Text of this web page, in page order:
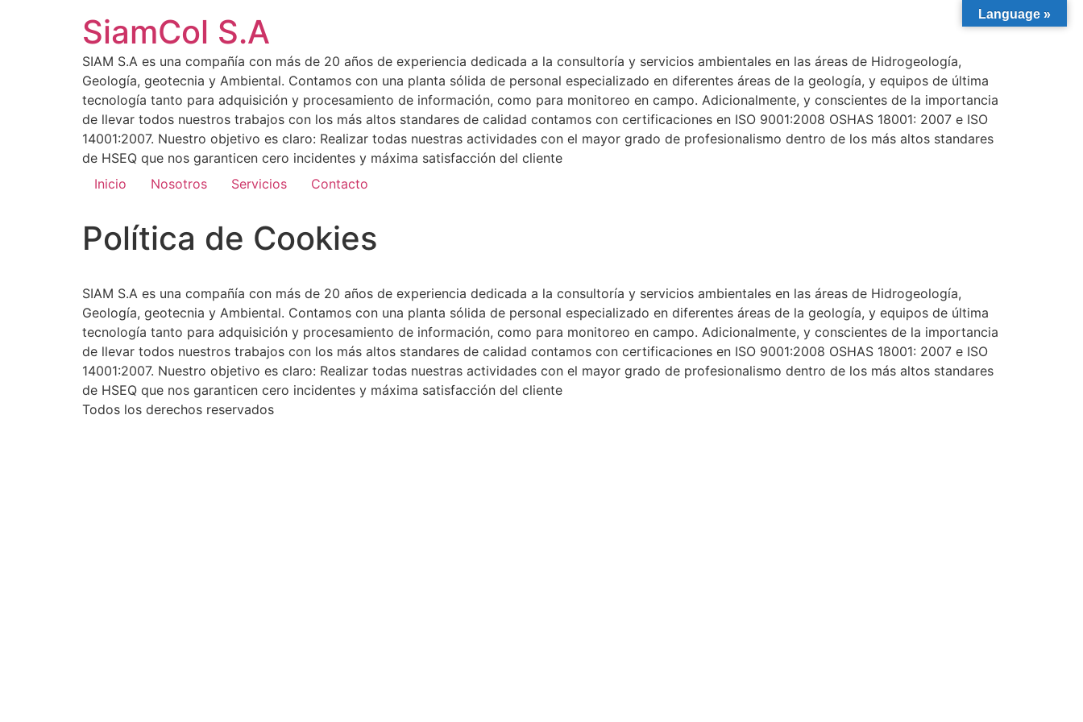
SiamCol S.A
SIAM S.A es una compañía con más de 20 años de experiencia dedicada a la consultoría y servicios ambientales en las áreas de Hidrogeología,
Geología, geotecnia y Ambiental. Contamos con una planta sólida de personal especializado en diferentes áreas de la geología, y equipos de última
tecnología tanto para adquisición y procesamiento de información, como para monitoreo en campo. Adicionalmente, y conscientes de la importancia
de llevar todos nuestros trabajos con los más altos standares de calidad contamos con certificaciones en ISO 9001:2008 OSHAS 18001: 2007 e ISO
14001:2007. Nuestro objetivo es claro: Realizar todas nuestras actividades con el mayor grado de profesionalismo dentro de los más altos standares
de HSEQ que nos garanticen cero incidentes y máxima satisfacción del cliente
Inicio
Nosotros Servicios Contacto
Política de Cookies
SIAM S.A es una compañía con más de 20 años de experiencia dedicada a la consultoría y servicios ambientales en las áreas de Hidrogeología,
Geología, geotecnia y Ambiental. Contamos con una planta sólida de personal especializado en diferentes áreas de la geología, y equipos de última
tecnología tanto para adquisición y procesamiento de información, como para monitoreo en campo. Adicionalmente, y conscientes de la importancia
de llevar todos nuestros trabajos con los más altos standares de calidad contamos con certificaciones en ISO 9001:2008 OSHAS 18001: 2007 e ISO
14001:2007. Nuestro objetivo es claro: Realizar todas nuestras actividades con el mayor grado de profesionalismo dentro de los más altos standares
de HSEQ que nos garanticen cero incidentes y máxima satisfacción del cliente
Todos los derechos reservados
Language »